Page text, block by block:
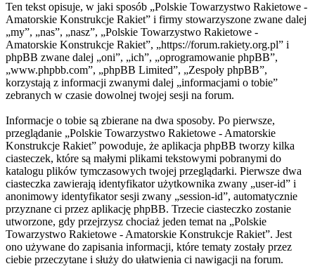
Ten tekst opisuje, w jaki sposób „Polskie Towarzystwo Rakietowe -
Amatorskie Konstrukcje Rakiet” i firmy stowarzyszone zwane dalej
„my”, „nas”, „nasz”, „Polskie Towarzystwo Rakietowe -
Amatorskie Konstrukcje Rakiet”, „https://forum.rakiety.org.pl” i
phpBB zwane dalej „oni”, „ich”, „oprogramowanie phpBB”,
„www.phpbb.com”, „phpBB Limited”, „Zespoły phpBB”,
korzystają z informacji zwanymi dalej „informacjami o tobie”
zebranych w czasie dowolnej twojej sesji na forum.
Informacje o tobie są zbierane na dwa sposoby. Po pierwsze,
przeglądanie „Polskie Towarzystwo Rakietowe - Amatorskie
Konstrukcje Rakiet” powoduje, że aplikacja phpBB tworzy kilka
ciasteczek, które są małymi plikami tekstowymi pobranymi do
katalogu plików tymczasowych twojej przeglądarki. Pierwsze dwa
ciasteczka zawierają identyfikator użytkownika zwany „user-id” i
anonimowy identyfikator sesji zwany „session-id”, automatycznie
przyznane ci przez aplikację phpBB. Trzecie ciasteczko zostanie
utworzone, gdy przejrzysz chociaż jeden temat na „Polskie
Towarzystwo Rakietowe - Amatorskie Konstrukcje Rakiet”. Jest
ono używane do zapisania informacji, które tematy zostały przez
ciebie przeczytane i służy do ułatwienia ci nawigacji na forum.